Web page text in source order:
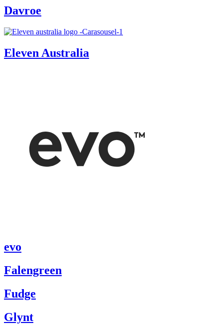
Davroe
Eleven Australia
evo
Falengreen
Fudge
Glynt